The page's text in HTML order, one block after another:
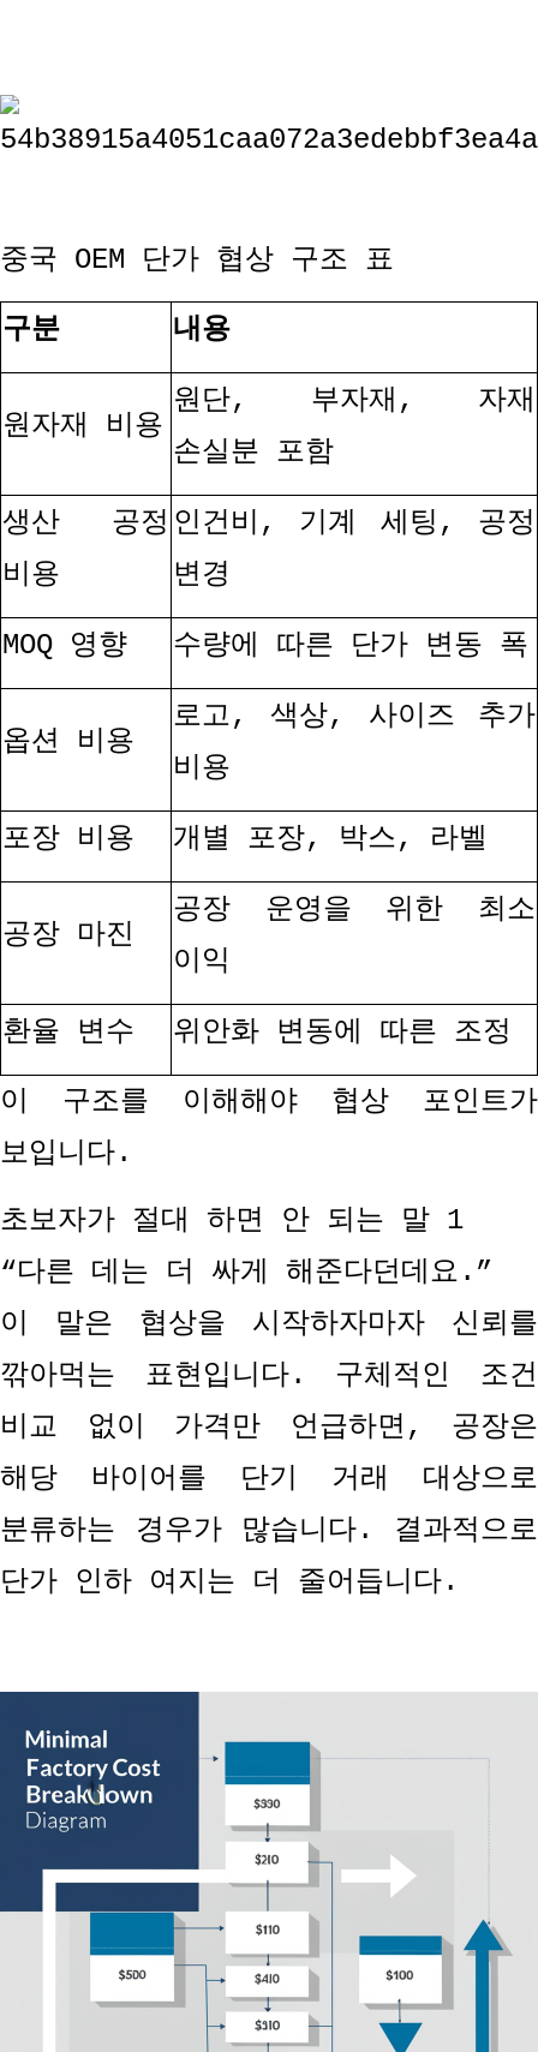
중국 OEM 단가 협상 구조 표
구분 내용
원자재 비용
원단, 부자재 , 자재
손실분 포함
생산 공정
비용
인건비 , 기계 세팅 , 공정
변경
MOQ 영향 수량에 따른 단가 변동 폭
옵션 비용
로고,색상, 사이즈 추가
비용
포장 비용 개별 포장, 박스, 라벨
공장 마진
공장 운영을 위한 최소
이익
환율 변수 위안화 변동에 따른 조정
이 구조를 이해해야 협상 포인트가
보입니다.
초보자가 절대 하면 안 되는 말 1
“다른 데는 더 싸게 해준다던데요 .”
이 말은 협상을 시작하자마자 신뢰를
깎아먹는 표현입니다. 구체적인 조건
비교 없이 가격만 언급하면 , 공장은
해당 바이어를 단기 거래 대상으로
분류하는 경우가 많습니다. 결과적으로
단가 인하 여지는 더 줄어듭니다.